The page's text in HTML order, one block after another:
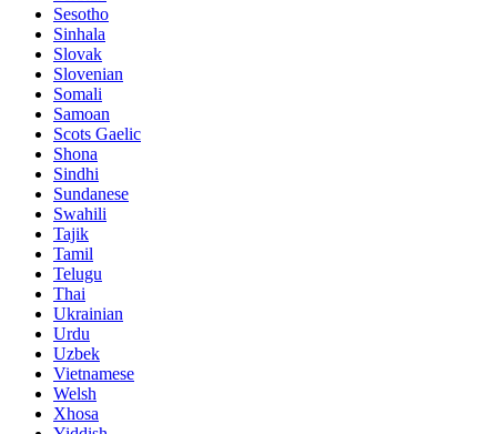
Sesotho
Sinhala
Slovak
Slovenian
Somali
Samoan
Scots Gaelic
Shona
Sindhi
Sundanese
Swahili
Tajik
Tamil
Telugu
Thai
Ukrainian
Urdu
Uzbek
Vietnamese
Welsh
Xhosa